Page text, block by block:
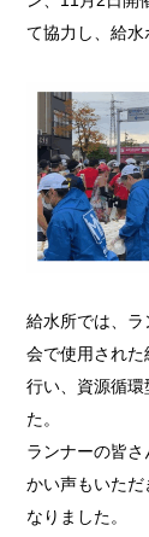
て協力し、給水
給水所では、
会で使用され
行い、資源循
た。
ランナーの皆
かい声もいた
なりました。